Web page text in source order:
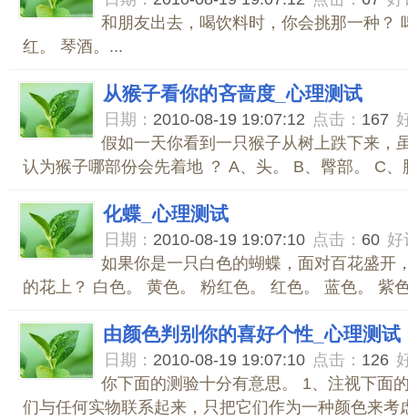
和朋友出去，喝饮料时，你会挑那一种？
红。 琴酒。...
从猴子看你的吝啬度_心理测试
日期： 2010-08-19 19:07:12 点击： 167
假如一天你看到一只猴子从树上跌下来，
认为猴子哪部份会先着地 ？ A、头。 B、臀部。 C
化蝶_心理测试
日期： 2010-08-19 19:07:10 点击： 60 好
如果你是一只白色的蝴蝶，面对百花盛开
的花上？ 白色。 黄色。 粉红色。 红色。 蓝色。 紫
由颜色判别你的喜好个性_心理测试
日期： 2010-08-19 19:07:10 点击： 126
你下面的测验十分有意思。 1、注视下面
们与任何实物联系起来，只把它们作为一种颜色来考